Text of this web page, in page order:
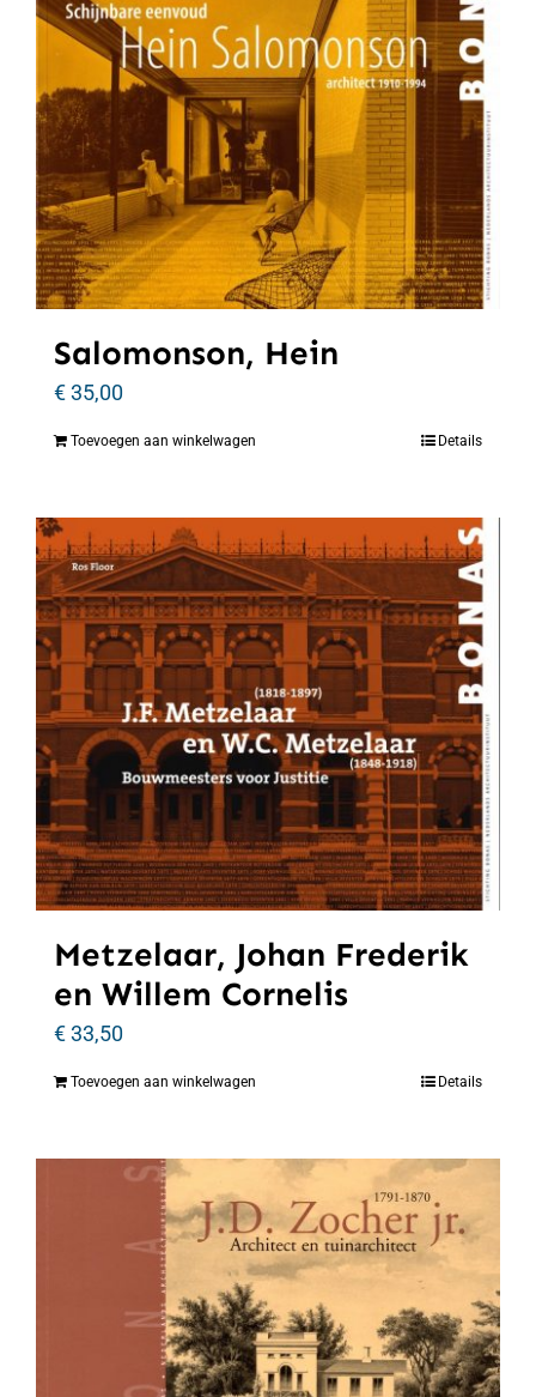
Salomonson, Hein
€35,00
Toevoegen aan winkelwagen Details
Metzelaar, Johan Frederik
en Willem Cornelis
€33,50
Toevoegen aan winkelwagen Details